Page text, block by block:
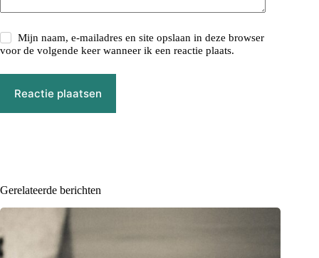
Mijn naam, e-mailadres en site opslaan in deze browser
voor de volgende keer wanneer ik een reactie plaats.
Reactie plaatsen
Gerelateerde berichten